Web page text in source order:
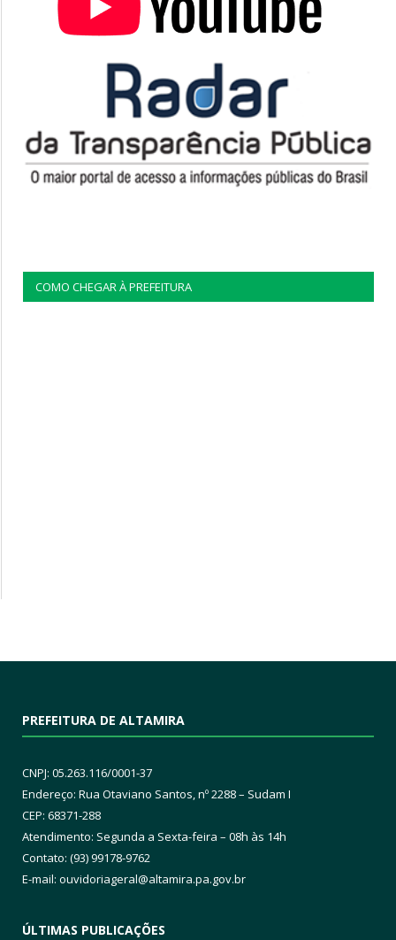
COMO CHEGAR À PREFEITURA
PREFEITURA DE ALTAMIRA
CNPJ: 05.263.116/0001-37
Endereço: Rua Otaviano Santos, nº 2288 – Sudam I
CEP: 68371-288
Atendimento: Segunda a Sexta-feira – 08h às 14h
Contato: (93) 99178-9762
E-mail: ouvidoriageral@altamira.pa.gov.br
ÚLTIMAS PUBLICAÇÕES